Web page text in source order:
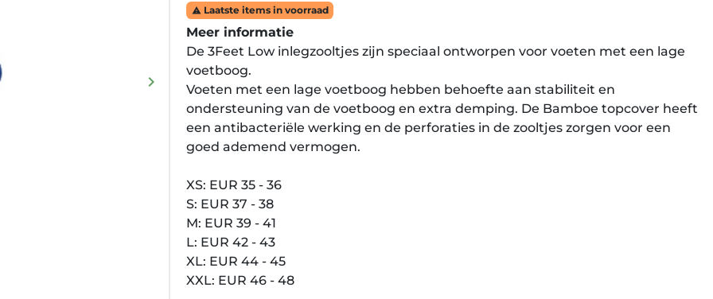
Volgende
keyboard_arrow_right
 Laatste items in voorraad
Meer informatie
De 3Feet Low inlegzooltjes zijn speciaal ontworpen voor voeten met een lage
voetboog.
Voeten met een lage voetboog hebben behoefte aan stabiliteit en
ondersteuning van de voetboog en extra demping. De Bamboe topcover heeft
een antibacteriële werking en de perforaties in de zooltjes zorgen voor een
goed ademend vermogen.
XS: EUR 35 - 36
S: EUR 37 - 38
M: EUR 39 - 41
L: EUR 42 - 43
XL: EUR 44 - 45
XXL: EUR 46 - 48